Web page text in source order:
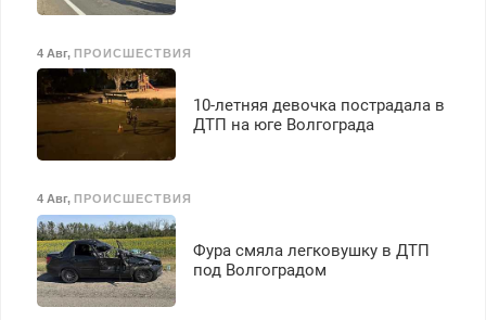
4 Авг, ПРОИСШЕСТВИЯ
10-летняя девочка пострадала в
ДТП на юге Волгограда
4 Авг, ПРОИСШЕСТВИЯ
Фура смяла легковушку в ДТП
под Волгоградом